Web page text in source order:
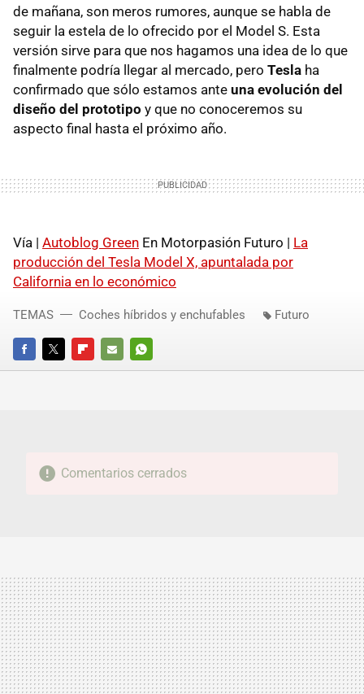
de mañana, son meros rumores, aunque se habla de
seguir la estela de lo ofrecido por el Model S. Esta
versión sirve para que nos hagamos una idea de lo que
finalmente podría llegar al mercado, pero Tesla ha
confirmado que sólo estamos ante una evolución del
diseño del prototipo y que no conoceremos su
aspecto final hasta el próximo año.
Vía | Autoblog Green En Motorpasión Futuro | La
producción del Tesla Model X, apuntalada por
California en lo económico
FACEBOOKTWITTERFLIPBOARD
E-
WHATSAPP
TEMAS Coches híbridos y enchufables Futuro
Comentarios cerrados